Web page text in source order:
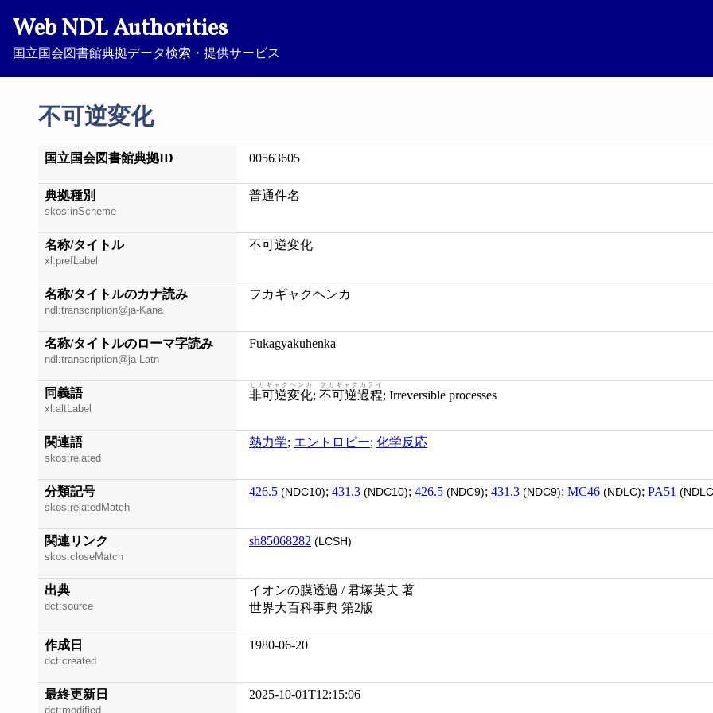
Web NDL Authorities
国立国会図書館典拠データ検索・提供サービス
不可逆変化
国立国会図書館典拠ID 00563605
典拠種別
skos:inScheme
普通件名
名称/タイトル
xl:prefLabel
不可逆変化
名称/タイトルのカナ読み
ndl:transcription@ja-Kana
フカギャクヘンカ
名称/タイトルのローマ字読み
ndl:transcription@ja-Latn
Fukagyakuhenka
同義語
xl:altLabel
非可逆変化
ヒカギャクヘンカ
; 不可逆過程
フカギャクカテイ
; Irreversible processes
関連語
skos:related
熱力学; エントロピー; 化学反応
分類記号
skos:relatedMatch
426.5 (NDC10); 431.3 (NDC10); 426.5 (NDC9); 431.3 (NDC9); MC46 (NDLC); PA51
関連リンク
skos:closeMatch
sh85068282 (LCSH)
出典
dct:source
イオンの膜透過 / 君塚英夫 著
世界大百科事典 第2版
作成日
dct:created
1980-06-20
最終更新日
dct:modified
2025-10-01T12:15:06